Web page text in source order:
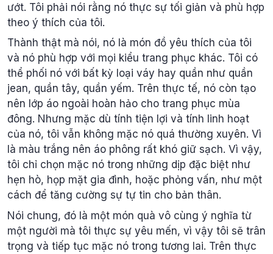
ướt. Tôi phải nói rằng nó thực sự tối giản và phù hợp
theo ý thích của tôi.
Thành thật mà nói, nó là món đồ yêu thích của tôi
và nó phù hợp với mọi kiểu trang phục khác. Tôi có
thể phối nó với bất kỳ loại váy hay quần như quần
jean, quần tây, quần yếm. Trên thực tế, nó còn tạo
nên lớp áo ngoài hoàn hảo cho trang phục mùa
đông. Nhưng mặc dù tính tiện lợi và tính linh hoạt
của nó, tôi vẫn không mặc nó quá thường xuyên. Vì
là màu trắng nên áo phông rất khó giữ sạch. Vì vậy,
tôi chỉ chọn mặc nó trong những dịp đặc biệt như
hẹn hò, họp mặt gia đình, hoặc phỏng vấn, như một
cách để tăng cường sự tự tin cho bản thân.
Nói chung, đó là một món quà vô cùng ý nghĩa từ
một người mà tôi thực sự yêu mến, vì vậy tôi sẽ trân
trọng và tiếp tục mặc nó trong tương lai. Trên thực